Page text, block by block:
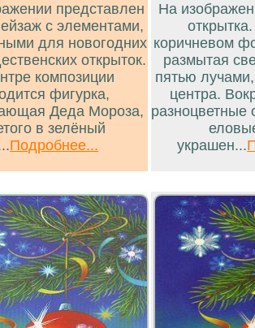
представлен
с элементами,
для новогодних
открыток.
композиции
фигурка,
Деда Мороза,
в зелёный
Подробнее...
На
коричневом
размытая
пятью
центра.
разноцветные
украшен...